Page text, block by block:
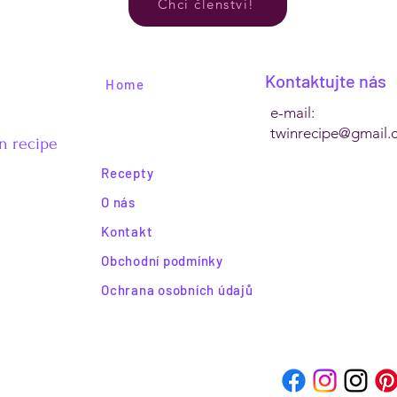
Chci členství!
recipe
Home Kontaktujte nás
e-mail:
Recepty
O nás
Kontakt
Obchodní podmínky
Ochrana osobních údajů